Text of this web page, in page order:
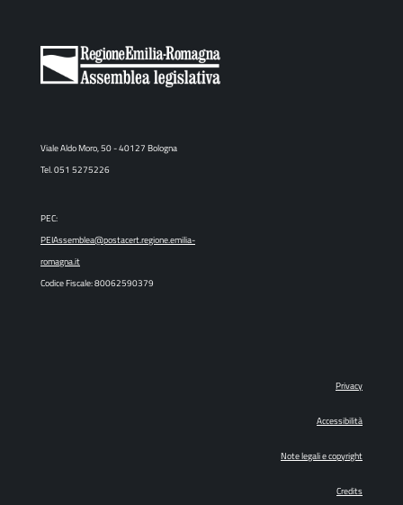
Viale Aldo Moro, 50 - 40127 Bologna
Tel. 051 5275226
PEC:
PEIAssemblea@postacert.regione.emilia-
romagna.it
Codice Fiscale: 80062590379
Privacy
Accessibilità
Note legali e copyright
Credits